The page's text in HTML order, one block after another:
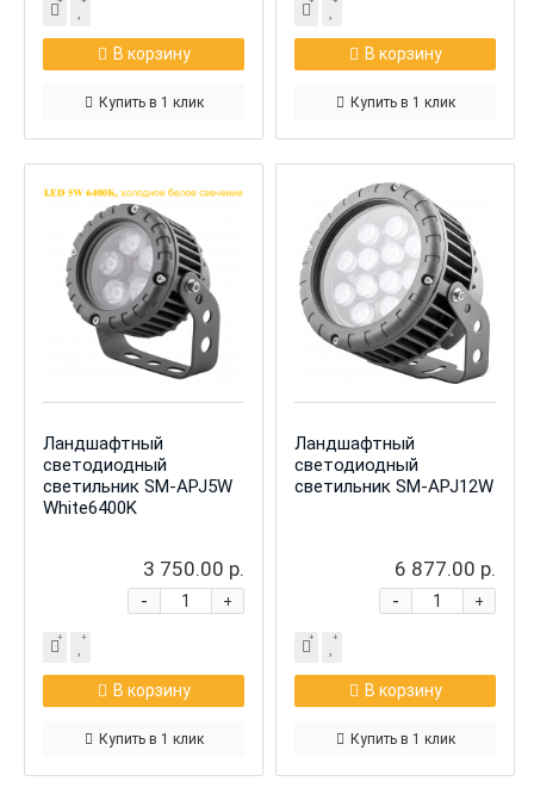
В корзину
Купить в 1 клик
В корзину
Купить в 1 клик
Ландшафтный
светодиодный
светильник SM-APJ5W
White6400K
3 750.00 р.
+
-
В корзину
Купить в 1 клик
Ландшафтный
светодиодный
светильник SM-APJ12W
6 877.00 р.
+
-
В корзину
Купить в 1 клик